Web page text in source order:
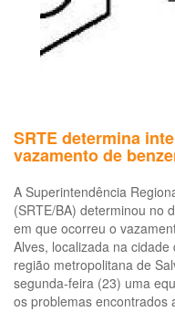
SRTE determina
vazamento de
A Superintendência
(SRTE/BA) determinou no
em que ocorreu o
Alves, localizada na
região metropolitana de
segunda-feira (23) uma
os problemas encontrados